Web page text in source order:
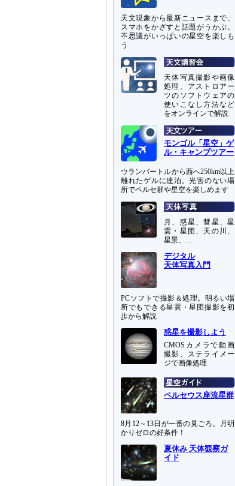
天文現象から最新ニュースまで、
スマホをかざすと話題がうかぶ。
不思議がいっぱいの星空を楽しも
う
天体写真撮影や画像
処理、アストロアー
ツのソフトウェアの
使いこなし方法など
をオンラインで解説
モンゴル「星空」ゲ
ル・キャンプツアー
ウランバートルから西へ250km以上
離れたゲルに連泊。光害のない場
所でペルセ群や星空を楽しめます
月、惑星、彗星、星
雲・星団、天の川、
星景、…
デジタル
天体写真入門
PCソフトで撮影＆処理。明るい場
所でもできる星雲・星団撮影を初
歩から解説
惑星を撮影しよう
CMOSカメラで動画
撮影、ステライメー
ジで画像処理
ペルセウス座流星群
8月12～13日が一番の見ごろ。月明
かりゼロの好条件！
夏休み 天体観察ガ
イド